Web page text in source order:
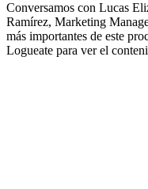
WhatsApp
Conversamos con Lucas
Ramírez, Marketing
más importantes de este
Logueate para ver el